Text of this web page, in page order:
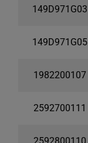
149D971G03
149D971G05
1982200107
2592700111